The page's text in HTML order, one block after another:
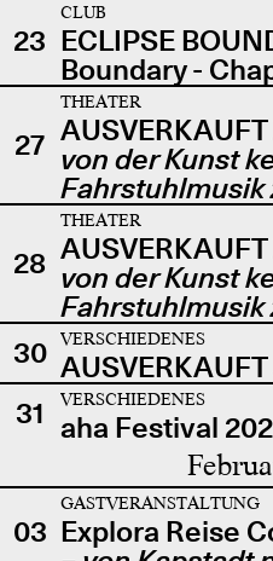
23
CLUB
ECLIPSE
Boundary -
27
THEATER
von der Kunst
Fahrstuhlmusik
28
THEATER
von der Kunst
Fahrstuhlmusik
30
VERSCHIEDENES
31
VERSCHIEDENES
aha Festival
03
GASTVERANSTALTUNG
Explora Reise